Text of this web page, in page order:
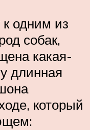
одним из
собак,
какая-
длинная
который